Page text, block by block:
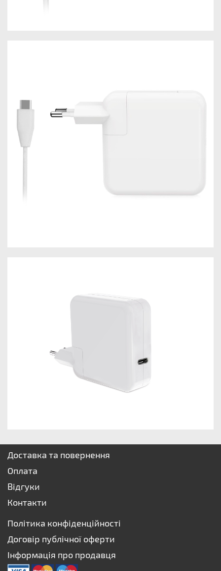
Доставка та повернення
Оплата
Відгуки
Контакти
Політика конфіденційності
Договір публічної оферти
Інформація про продавця